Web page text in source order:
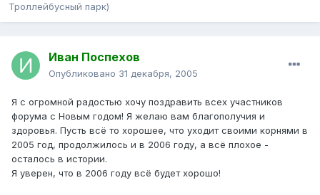
Троллейбусный парк)
Иван Поспехов
Опубликовано 31 декабря, 2005
Я с огромной радостью хочу поздравить всех участников
форума с Новым годом! Я желаю вам благополучия и
здоровья. Пусть всё то хорошее, что уходит своими корнями в
2005 год, продолжилось и в 2006 году, а всё плохое -
осталось в истории.
Я уверен, что в 2006 году всё будет хорошо!